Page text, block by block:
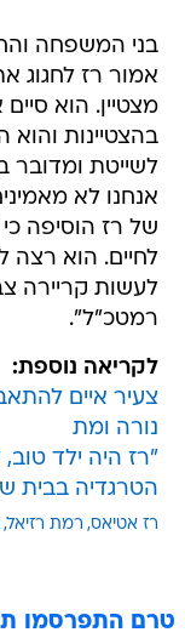
בני המשפחה
מצטיין. הוא
בהצטיינות
לשייטת ומדובר
אנחנו לא
של רז הוסיפה כי
לחיים. הוא רצה
לעשות קריירה
רמטכ"ל".
לקריאה נוספת:
צעיר איים
נורה ומת
"רז היה ילד
הטרגדיה בבית
רז אטיאס רמת רזיאל
טרם התפרסמו